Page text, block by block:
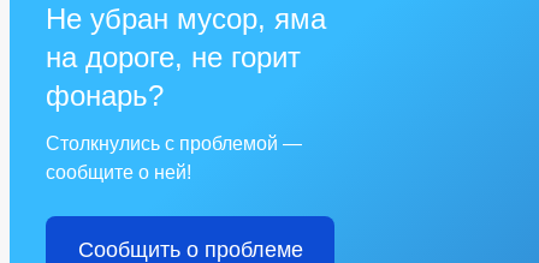
Не убран мусор, яма
на дороге, не горит
фонарь?
Столкнулись с проблемой —
сообщите о ней!
Сообщить о проблеме